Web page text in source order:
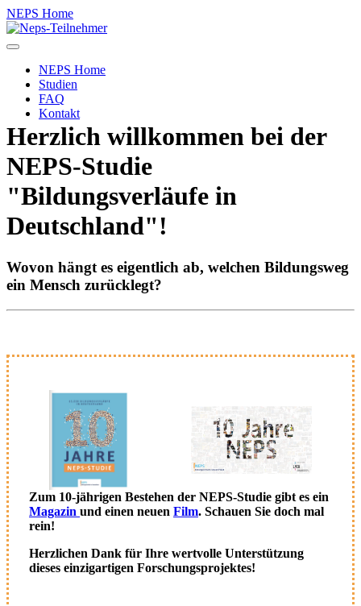
NEPS Home
Toggle
navigationNEPS Home
Studien
FAQ
Kontakt
Herzlich willkommen bei der
NEPS-Studie
"Bildungsverläufe in
Deutschland"!
Wovon hängt es eigentlich ab, welchen Bildungsweg
ein Mensch zurücklegt?
Zum 10-jährigen Bestehen der NEPS-Studie gibt es ein
Magazin und einen neuen Film. Schauen Sie doch mal
rein!
Herzlichen Dank für Ihre wertvolle Unterstützung
dieses einzigartigen Forschungsprojektes!